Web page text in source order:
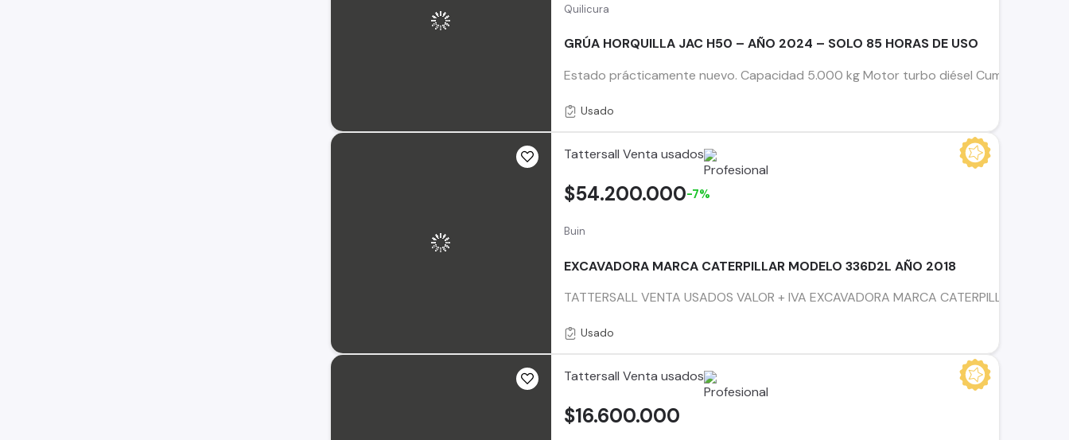
Quilicura
GRÚA HORQUILLA JAC H50 – AÑO 2024 – SOLO 85 HORAS DE USO
Estado prácticamente nuevo. Capacidad 5.000 kg Motor turbo diésel Cummins
Usado
Tattersall Venta usados
Buin
EXCAVADORA MARCA CATERPILLAR MODELO 336D2L AÑO 2018
TATTERSALL VENTA USADOS VALOR + IVA EXCAVADORA MARCA CATERPILLAR
$54.200.000-7%
Usado
Tattersall Venta usados
$16.600.000